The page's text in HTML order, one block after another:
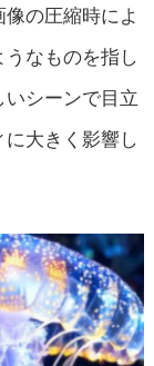
の圧縮時によ
なものを指し
シーンで目立
大きく影響し